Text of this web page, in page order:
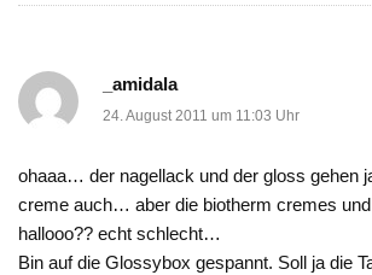
_amidala
24. August 2011 um 11:03 Uhr
ohaaa… der nagellack und der gloss gehen
creme auch… aber die biotherm cremes
hallooo?? echt schlecht…
Bin auf die Glossybox gespannt. Soll ja die